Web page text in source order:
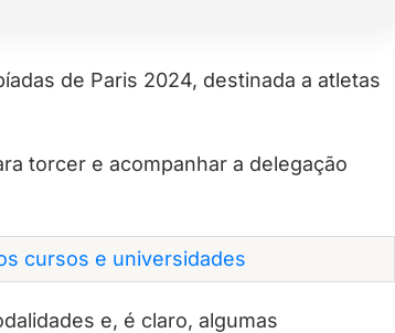
de Paris 2024, destinada a atletas
torcer e acompanhar a delegação
cursos e universidades
e, é claro, algumas